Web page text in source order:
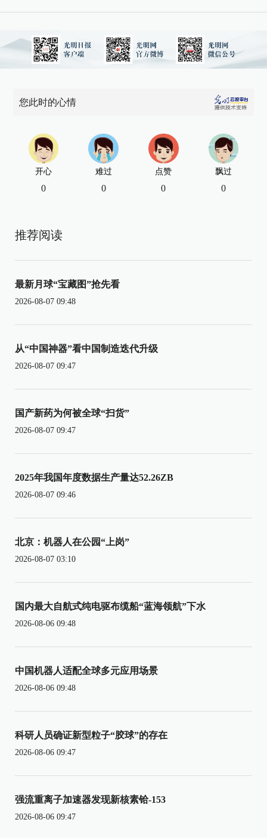
您此时的心情
开心
0
难过
0
点赞
0
飘过
0
推荐阅读
最新月球“宝藏图”抢先看
2026-08-07 09:48
从“中国神器”看中国制造迭代升级
2026-08-07 09:47
国产新药为何被全球“扫货”
2026-08-07 09:47
2025年我国年度数据生产量达52.26ZB
2026-08-07 09:46
北京：机器人在公园“上岗”
2026-08-07 03:10
国内最大自航式纯电驱布缆船“蓝海领航”下水
2026-08-06 09:48
中国机器人适配全球多元应用场景
2026-08-06 09:48
科研人员确证新型粒子“胶球”的存在
2026-08-06 09:47
强流重离子加速器发现新核素铪-153
2026-08-06 09:47